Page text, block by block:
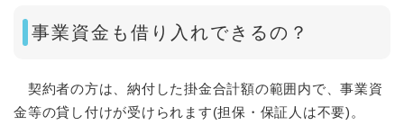
事業資金も借り入れできるの？
契約者の方は、納付した掛金合計額の範囲内で、事業資
金等の貸し付けが受けられます(担保・保証人は不要)。